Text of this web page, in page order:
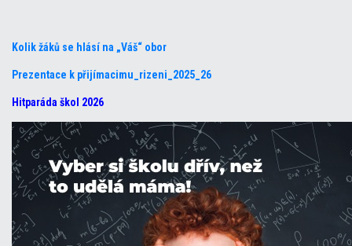
Kolik žáků se hlásí na „Váš“ obor
Prezentace k přijímacimu_rizeni_2025_26
Hitparáda škol 2026